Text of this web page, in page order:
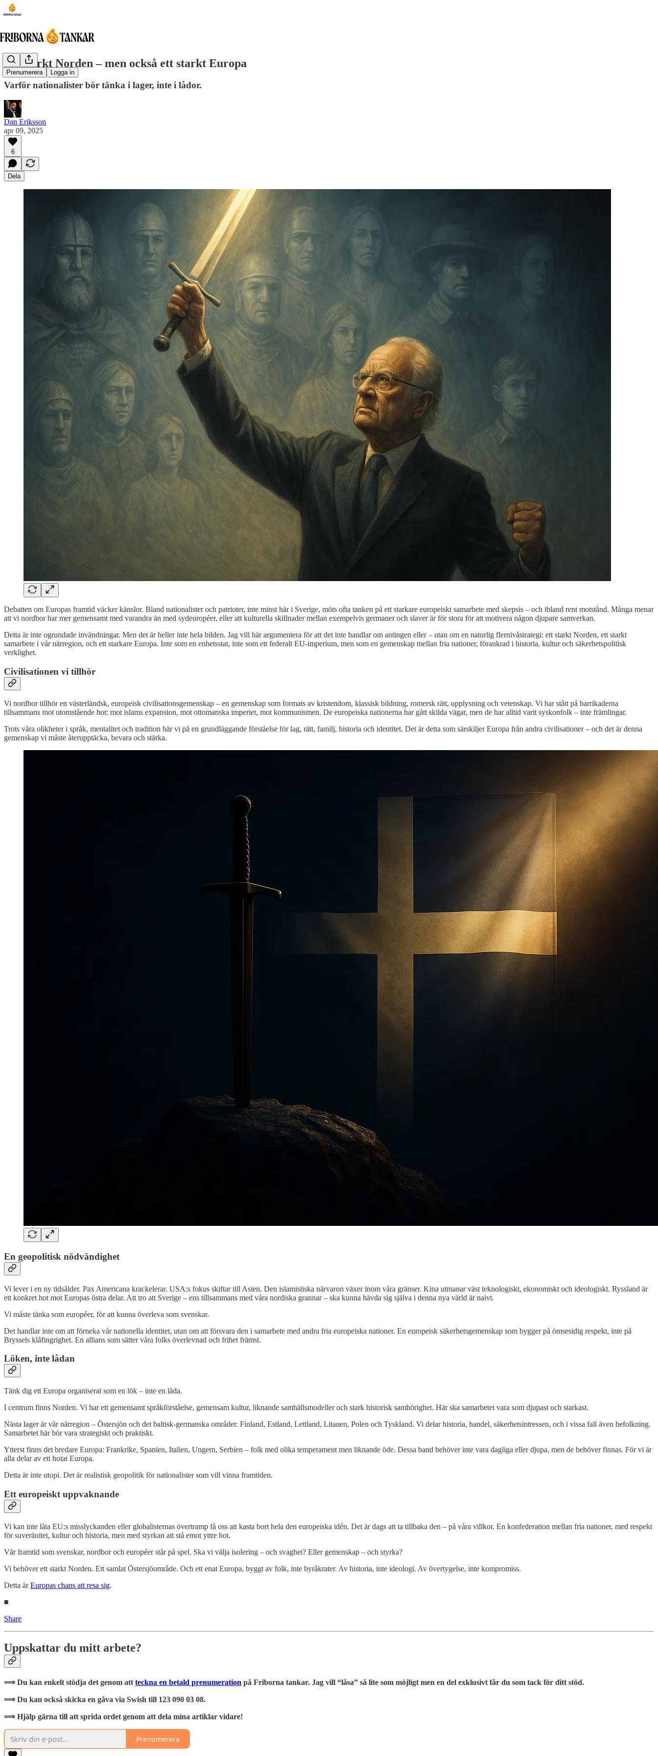
Prenumerera Logga in
Ett starkt Norden – men också ett starkt Europa
Varför nationalister bör tänka i lager, inte i lådor.
Dan Eriksson
apr 09, 2025
6
Dela
Debatten om Europas framtid väcker känslor. Bland nationalister och patrioter, inte minst här i Sverige, möts ofta tanken på ett starkare europeiskt samarbete med skepsis – och ibland rent motstånd. Många menar
att vi nordbor har mer gemensamt med varandra än med sydeuropéer, eller att kulturella skillnader mellan exempelvis germaner och slaver är för stora för att motivera någon djupare samverkan.
Detta är inte ogrundade invändningar. Men det är heller inte hela bilden. Jag vill här argumentera för att det inte handlar om antingen eller – utan om en naturlig flernivåstrategi: ett starkt Norden, ett starkt
samarbete i vår närregion, och ett starkare Europa. Inte som en enhetsstat, inte som ett federalt EU-imperium, men som en gemenskap mellan fria nationer, förankrad i historia, kultur och säkerhetspolitisk
verklighet.
Civilisationen vi tillhör
Vi nordbor tillhör en västerländsk, europeisk civilisationsgemenskap – en gemenskap som formats av kristendom, klassisk bildning, romersk rätt, upplysning och vetenskap. Vi har stått på barrikaderna
tillsammans mot utomstående hot: mot islams expansion, mot ottomanska imperiet, mot kommunismen. De europeiska nationerna har gått skilda vägar, men de har alltid varit syskonfolk – inte främlingar.
Trots våra olikheter i språk, mentalitet och tradition bär vi på en grundläggande förståelse för lag, rätt, familj, historia och identitet. Det är detta som särskiljer Europa från andra civilisationer – och det är denna
gemenskap vi måste återupptäcka, bevara och stärka.
En geopolitisk nödvändighet
Vi lever i en ny tidsålder. Pax Americana krackelerar. USA:s fokus skiftar till Asien. Den islamistiska närvaron växer inom våra gränser. Kina utmanar väst teknologiskt, ekonomiskt och ideologiskt. Ryssland är
ett konkret hot mot Europas östra delar. Att tro att Sverige – ens tillsammans med våra nordiska grannar – ska kunna hävda sig själva i denna nya värld är naivt.
Vi måste tänka som européer, för att kunna överleva som svenskar.
Det handlar inte om att förneka vår nationella identitet, utan om att försvara den i samarbete med andra fria europeiska nationer. En europeisk säkerhetsgemenskap som bygger på ömsesidig respekt, inte på
Bryssels klåfingrighet. En allians som sätter våra folks överlevnad och frihet främst.
Löken, inte lådan
Tänk dig ett Europa organiserat som en lök – inte en låda.
I centrum finns Norden. Vi har ett gemensamt språkförståelse, gemensam kultur, liknande samhällsmodeller och stark historisk samhörighet. Här ska samarbetet vara som djupast och starkast.
Nästa lager är vår närregion – Östersjön och det baltisk-germanska området: Finland, Estland, Lettland, Litauen, Polen och Tyskland. Vi delar historia, handel, säkerhetsintressen, och i vissa fall även befolkning.
Samarbetet här bör vara strategiskt och praktiskt.
Ytterst finns det bredare Europa: Frankrike, Spanien, Italien, Ungern, Serbien – folk med olika temperament men liknande öde. Dessa band behöver inte vara dagliga eller djupa, men de behöver finnas. För vi är
alla delar av ett hotat Europa.
Detta är inte utopi. Det är realistisk geopolitik för nationalister som vill vinna framtiden.
Ett europeiskt uppvaknande
Vi kan inte låta EU:s misslyckanden eller globalisternas övertramp få oss att kasta bort hela den europeiska idén. Det är dags att ta tillbaka den – på våra villkor. En konfederation mellan fria nationer, med respekt
för suveränitet, kultur och historia, men med styrkan att stå emot yttre hot.
Vår framtid som svenskar, nordbor och européer står på spel. Ska vi välja isolering – och svaghet? Eller gemenskap – och styrka?
Vi behöver ett starkt Norden. Ett samlat Östersjöområde. Och ett enat Europa, byggt av folk, inte byråkrater. Av historia, inte ideologi. Av övertygelse, inte kompromiss.
Detta ärEuropas chans att resa sig.
■
Share
Uppskattar du mitt arbete?
⟹ Du kan enkelt stödja det genom att teckna en betald prenumeration på Friborna tankar. Jag vill “låsa” så lite som möjligt men en del exklusivt får du som tack för ditt stöd.
⟹ Du kan också skicka en gåva via Swish till 123 090 03 08.
⟹ Hjälp gärna till att sprida ordet genom att dela mina artiklar vidare!
Prenumerera